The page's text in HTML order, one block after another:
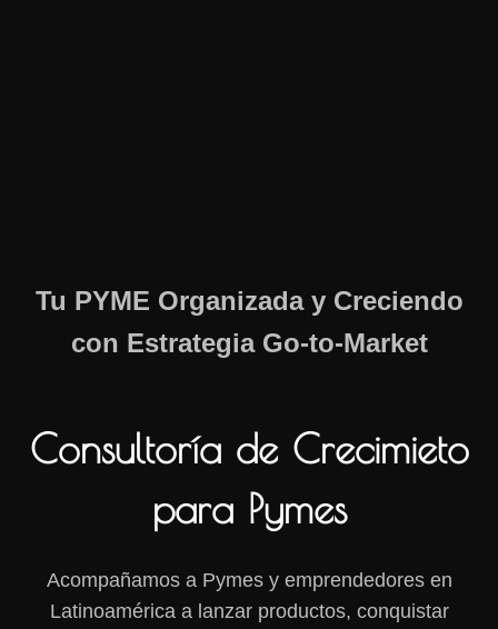
Tu PYME Organizada y Creciendo
con Estrategia Go-to-Market
Consultoría de Crecimieto
para Pymes
Acompañamos a Pymes y emprendedores en
Latinoamérica a lanzar productos, conquistar